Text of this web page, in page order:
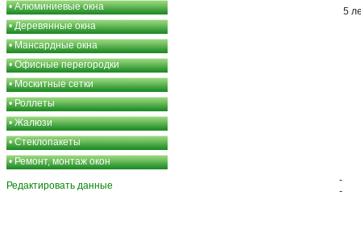
•Алюминиевые окна
•Деревянные окна
•Мансардные окна
•Офисные перегородки
•Москитные сетки
•Роллеты
•Жалюзи
•Стеклопакеты
•Ремонт, монтаж окон
5
Редактировать данные
-
-